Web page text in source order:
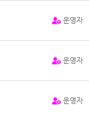
운영자
운영자
운영자